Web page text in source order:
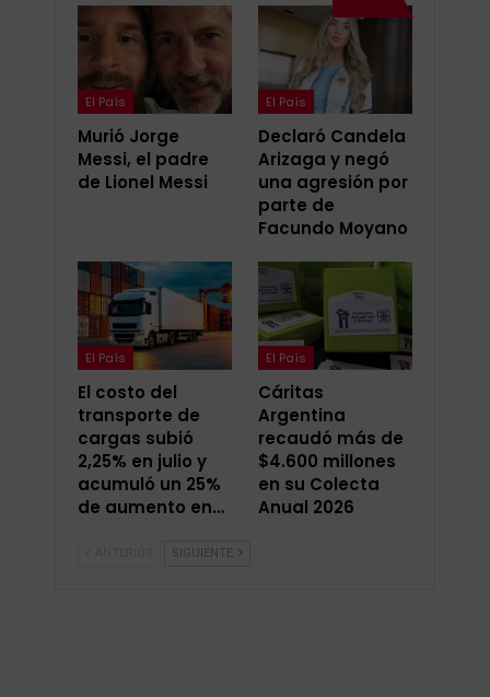
El País
Murió Jorge
Messi, el padre
de Lionel Messi
El País
Declaró Candela
Arizaga y negó
una agresión por
parte de
Facundo Moyano
El País
El costo del
transporte de
cargas subió
2,25% en julio y
acumuló un 25%
de aumento en…
El País
Cáritas
Argentina
recaudó más de
$4.600 millones
en su Colecta
Anual 2026
SIGUIENTE